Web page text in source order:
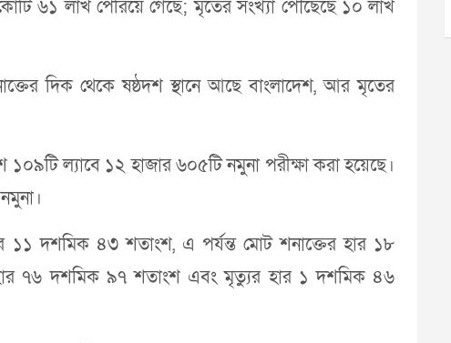
৬১ লাখ পেরিয়ে গেছে; মৃতের সংখ্যা পৌঁছেছে ১০ লাখ
দিক থেকে ষষ্ঠদশ স্থানে আছে বাংলাদেশ, আর মৃতের
১০৯টি ল্যাবে ১২ হাজার ৬০৫টি নমুনা পরীক্ষা করা হয়েছে।
১১ দশমিক ৪৩ শতাংশ, এ পর্যন্ত মোট শনাক্তের হার ১৮
৭৬ দশমিক ৯৭ শতাংশ এবং মৃত্যুর হার ১ দশমিক ৪৬